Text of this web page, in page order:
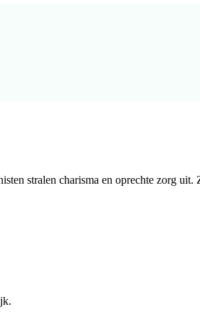
stralen charisma en oprechte zorg uit.